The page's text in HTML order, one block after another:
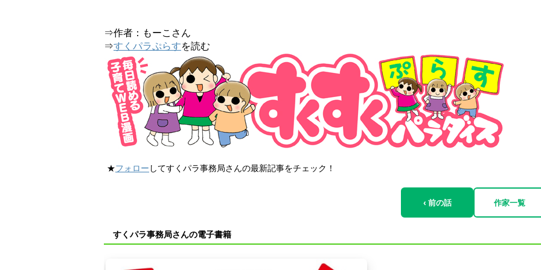
⇒作者：もーこさん
⇒すくパラぷらすを読む
★フォロー してすくパラ事務局さんの最新記事をチェック！
‹ 前の話 作家一覧
すくパラ事務局さんの電子書籍